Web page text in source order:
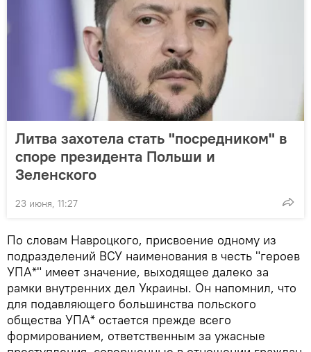
Литва захотела стать "посредником" в
споре президента Польши и
Зеленского
23 июня, 11:27
По словам Навроцкого, присвоение одному из
подразделений ВСУ наименования в честь "героев
УПА*" имеет значение, выходящее далеко за
рамки внутренних дел Украины. Он напомнил, что
для подавляющего большинства польского
общества УПА* остается прежде всего
формированием, ответственным за ужасные